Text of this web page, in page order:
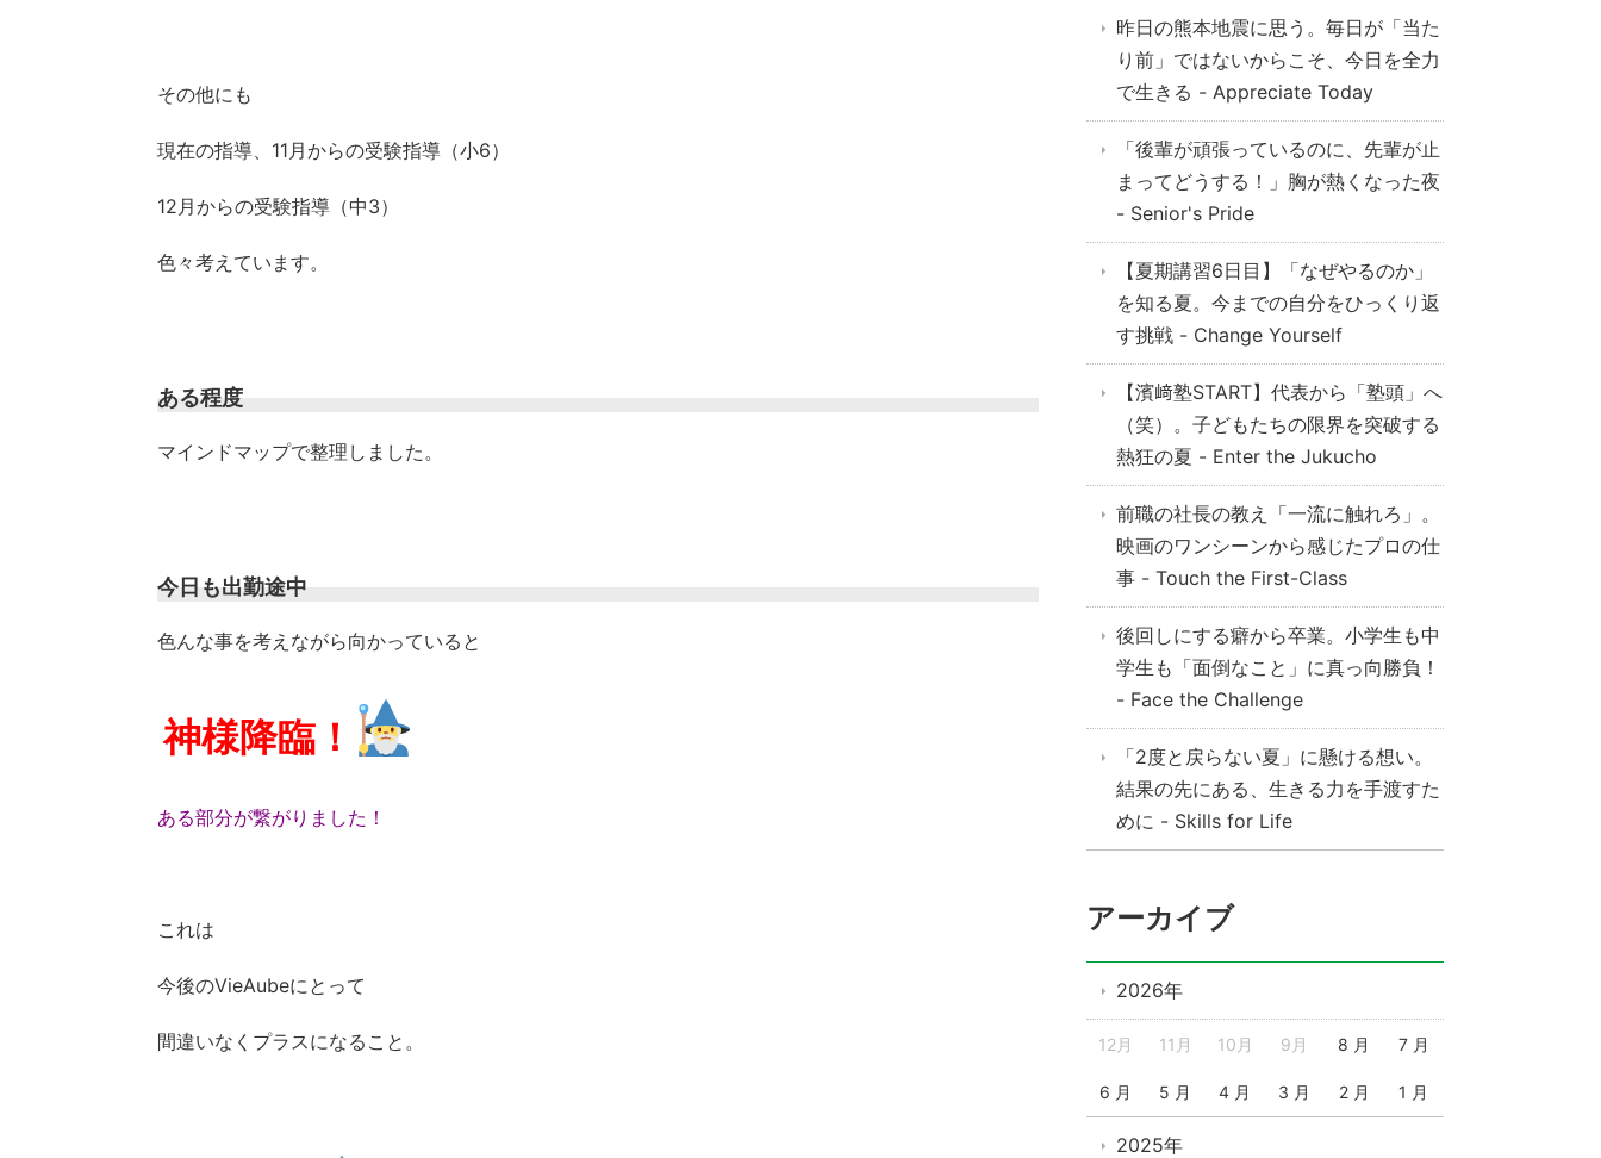
その他にも
現在の指導、11月からの受験指導（小6）
12月からの受験指導（中3）
色々考えています。
ある程度
マインドマップで整理しました。
今日も出勤途中
色んな事を考えながら向かっていると
神様降臨！
ある部分が繋がりました！
これは
今後のVieAubeにとって
間違いなくプラスになること。
昨日の熊本地震に思う。毎日が「当た
り前」ではないからこそ、今日を全力
で生きる - Appreciate Today
「後輩が頑張っているのに、先輩が止
まってどうする！」胸が熱くなった夜
- Senior's Pride
【夏期講習6日目】「なぜやるのか」
を知る夏。今までの自分をひっくり返
す挑戦 - Change Yourself
【濱﨑塾START】代表から「塾頭」へ
（笑）。子どもたちの限界を突破する
熱狂の夏 - Enter the Jukucho
前職の社長の教え「一流に触れろ」。
映画のワンシーンから感じたプロの仕
事 - Touch the First-Class
後回しにする癖から卒業。小学生も中
学生も「面倒なこと」に真っ向勝負！
- Face the Challenge
「2度と戻らない夏」に懸ける想い。
結果の先にある、生きる力を手渡すた
めに - Skills for Life
アーカイブ
2026年
12月 11月 10月 9月 8 月 7 月
6 月 5 月 4 月 3 月 2 月 1 月
2025年